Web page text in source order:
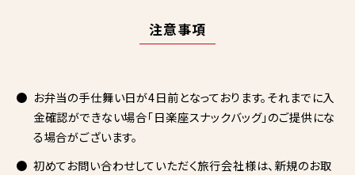
注意事項
お弁当の手仕舞い日が4日前となっております。それまでに入
金確認ができない場合「日楽座スナックバッグ」のご提供にな
る場合がございます。
初めてお問い合わせしていただく旅行会社様は、新規のお取